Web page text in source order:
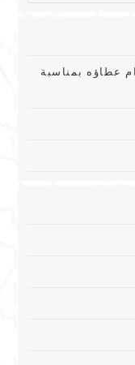
عطاؤه بمناسبة